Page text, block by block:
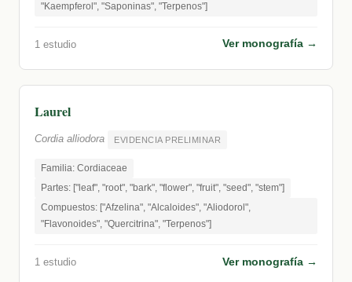
"Kaempferol", "Saponinas", "Terpenos"]
1 estudio Ver monografía →
Laurel
Cordia alliodora EVIDENCIA PRELIMINAR
Familia: Cordiaceae
Partes: ["leaf", "root", "bark", "flower", "fruit", "seed", "stem"]
Compuestos: ["Afzelina", "Alcaloides", "Aliodorol",
"Flavonoides", "Quercitrina", "Terpenos"]
1 estudio Ver monografía →